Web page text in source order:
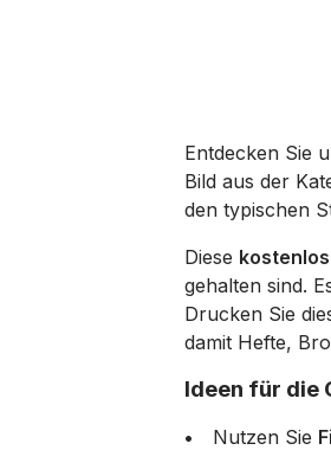
Entdecken Sie
Bild aus der
den typischen
Diese
gehalten sind.
Drucken Sie
damit Hefte,
Ideen für die
Nutzen Sie